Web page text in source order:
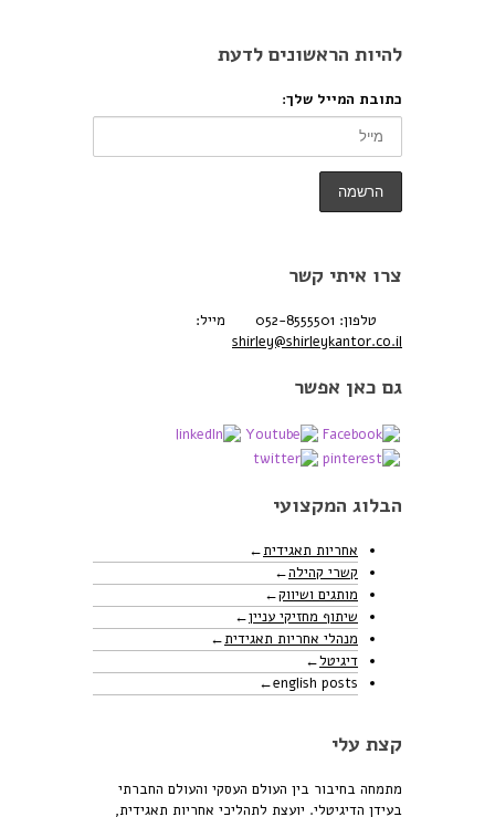
להיות הראשונים לדעת
כתובת המייל שלך:
צרו איתי קשר
טלפון: 052-8555501
מייל:
shirley@shirleykantor.co.il
גם כאן אפשר
הבלוג המקצועי
אחריות תאגידית
קשרי קהילה
מותגים ושיווק
שיתוף מחזיקי עניין
מנהלי אחריות תאגידית
דיגיטל
english posts
קצת עלי
מתמחה בחיבור בין העולם העסקי והעולם החברתי
בעידן הדיגיטלי. יועצת לתהליכי אחריות תאגידית,